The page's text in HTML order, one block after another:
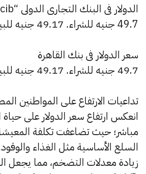
الدولار فى البنك التجارى الدولى “cib”
49.7 جنيه للشراء. 49.17 جنيه للبيع.
سعر الدولار فى بنك القاهرة
49.7 جنيه للشراء. 49.17 جنيه للبيع.
تداعيات الارتفاع على المواطنين
انعكس ارتفاع سعر الدولار على
مباشر؛ حيث تضاعفت تكلفة
السلع الأساسية مثل الغذاء
زيادة معدلات التضخم، مما يجعل